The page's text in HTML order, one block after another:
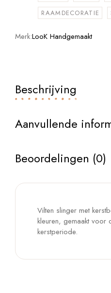
RAAMDECORATIE
Merk:LooK Handgemaakt
Beschrijving
Aanvullende
Beoordelingen (0)
Vilten slinger met
kleuren, gemaakt voor
kerstperiode.